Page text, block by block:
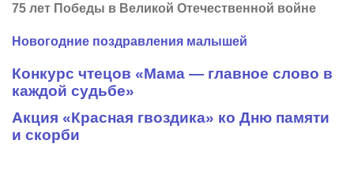
75 лет Победы в Великой Отечественной войне
Новогодние поздравления малышей
Конкурс чтецов «Мама — главное слово в
каждой судьбе»
Акция «Красная гвоздика» ко Дню памяти
и скорби